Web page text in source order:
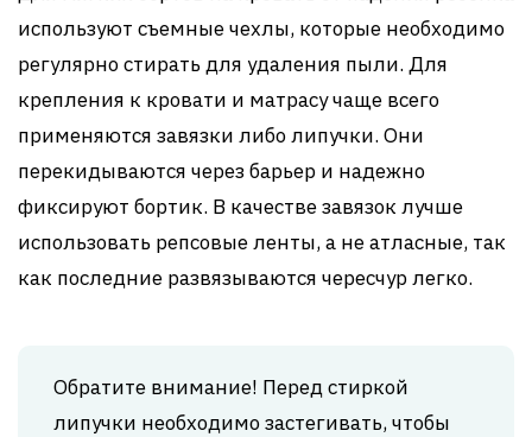
используют съемные чехлы, которые необходимо
регулярно стирать для удаления пыли. Для
крепления к кровати и матрасу чаще всего
применяются завязки либо липучки. Они
перекидываются через барьер и надежно
фиксируют бортик. В качестве завязок лучше
использовать репсовые ленты, а не атласные, так
как последние развязываются чересчур легко.
Обратите внимание! Перед стиркой
липучки необходимо застегивать, чтобы